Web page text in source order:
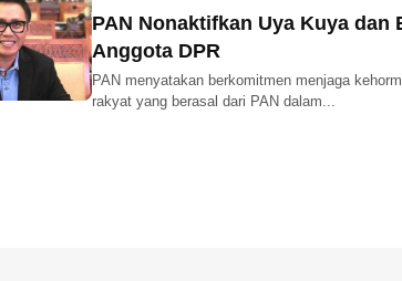
PAN Nonaktifkan Uya Kuya dan
Anggota DPR
PAN menyatakan berkomitmen menjaga
rakyat yang berasal dari PAN dalam...